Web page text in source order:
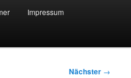
und
Impressum
Nächster →